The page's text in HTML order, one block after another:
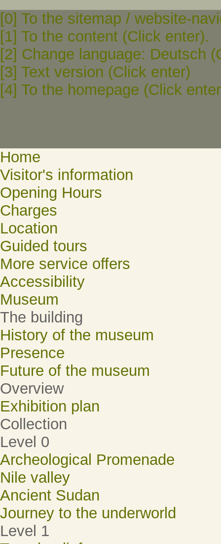
[0] To the sitemap / website-
[1] To the content (Click enter).
[2] Change language: Deutsch
[3] Text version (Click enter)
[4] To the homepage (Click
Home
Visitor's information
Opening Hours
Charges
Location
Guided tours
More service offers
Accessibility
Museum
The building
History of the museum
Presence
Future of the museum
Overview
Exhibition plan
Collection
Level 0
Archeological Promenade
Nile valley
Ancient Sudan
Journey to the underworld
Level 1